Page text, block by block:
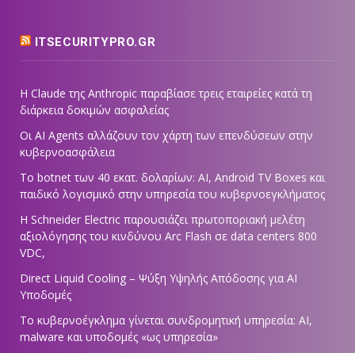
ITSECURITYPRO.GR
Η Claude της Anthropic παραβίασε τρεις εταιρείες κατά τη
διάρκεια δοκιμών ασφαλείας
Οι AI Agents αλλάζουν τον χάρτη των επενδύσεων στην
κυβερνοασφάλεια
Το botnet των 40 εκατ. δολαρίων: AI, Android TV Boxes και
παιδικό λογισμικό στην υπηρεσία του κυβερνοεγκλήματος
Η Schneider Electric παρουσιάζει πρωτοποριακή μελέτη
αξιολόγησης του κινδύνου Arc Flash σε data centers 800
VDC,
Direct Liquid Cooling – Ψύξη Υψηλής Απόδοσης για AI
Υποδομές
Το κυβερνοέγκλημα γίνεται συνδρομητική υπηρεσία: AI,
malware και υποδομές «ως υπηρεσία»